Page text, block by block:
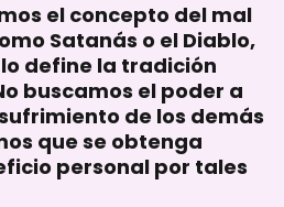
el concepto del mal
Satanás o el Diablo,
define la tradición
buscamos el poder a
de los demás
que se obtenga
personal por tales